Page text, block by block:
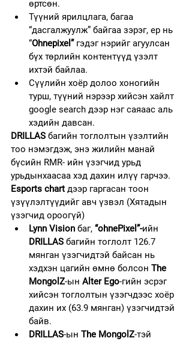
өртсөн.
Түүний ярилцлага, багаа
“дасгалжуулж” байгаа зэрэг, ер нь
“Ohnepixel” гэдэг нэрийг агуулсан
бүх төрлийн контентүүд үзэлт
ихтэй байлаа.
Сүүлийн хоёр долоо хоногийн
турш, түүний нэрээр хийсэн хайлт
google search дээр нэг саяаас аль
хэдийн давсан.
DRILLAS багийн тоглолтын үзэлтийн
тоо нэмэгдэж, энэ жилийн манай
бүсийн RMR- ийн үзэгчид урьд
урьдынхаасаа хэд дахин илүү гарчээ.
Esports chart дээр гаргасан тоон
үзүүлэлтүүдийг авч үзвэл (Хятадын
үзэгчид ороогүй)
Lynn Vision баг, “ohnePixel”-ийн
DRILLAS багийн тоглолт 126.7
мянган үзэгчидтэй байсан нь
хэдхэн цагийн өмнө болсон The
MongolZ-ын Alter Ego-гийн эсрэг
хийсэн тоглолтын үзэгчдээс хоёр
дахин их (63.9 мянган) үзэгчидтэй
байв.
DRILLAS-ын The MongolZ-тэй